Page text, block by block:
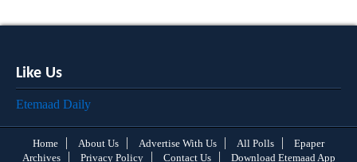
Like Us
Etemaad Daily
Home About Us Advertise With Us All Polls
Epaper
Archives
Privacy Policy Contact Us Download Etemaad App